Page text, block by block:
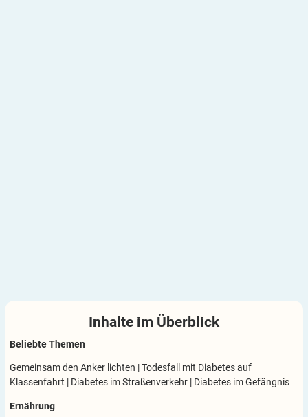
Inhalte im Überblick
Beliebte Themen
Gemeinsam den Anker lichten |Todesfall mit Diabetes auf
Klassenfahrt | Diabetes im Straßenverkehr | Diabetes im Gefängnis
Ernährung